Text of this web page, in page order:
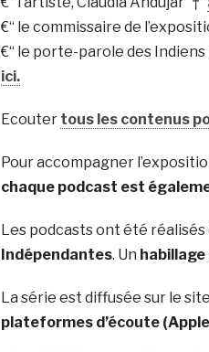
€“ le commissaire de
€“ le porte-parole des Indiens
ici.
Ecouter tous les contenus
Pour accompagner
chaque podcast est
Les podcasts ont été
Indépendantes. Un
La série est diffusée sur le
plateformes d’écoute